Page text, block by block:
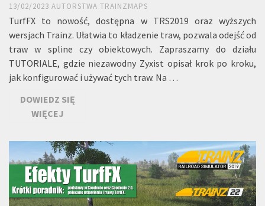
13/02/2023 AUTORSTWA TRAINZMAPS
TurfFX to nowość, dostępna w TRS2019 oraz wyższych
wersjach Trainz. Ułatwia to kładzenie traw, pozwala odejść od
traw w spline czy obiektowych. Zapraszamy do działu
TUTORIALE, gdzie niezawodny Zyxist opisał krok po kroku,
jak konfigurować i używać tych traw. Na …
DOWIEDZ SIĘ
WIĘCEJ